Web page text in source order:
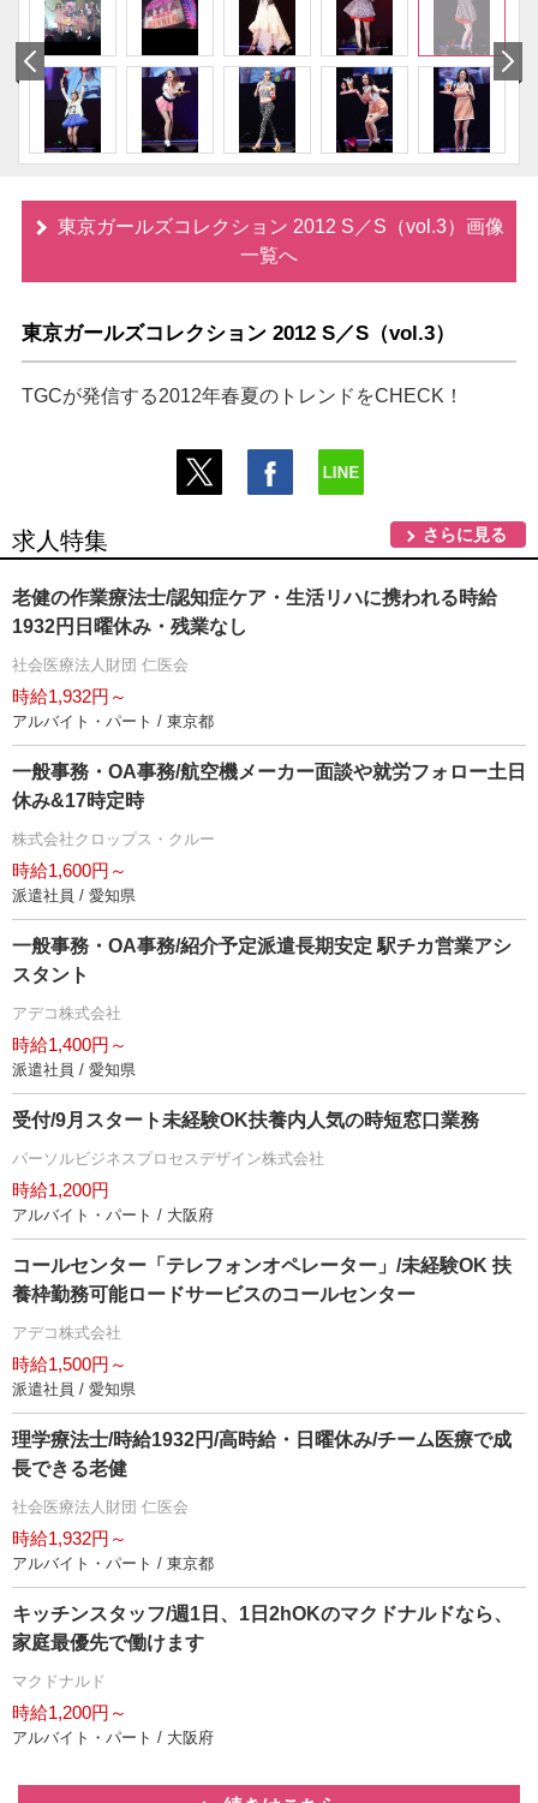
東京ガールズコレクション 2012 S／S（vol.3）画像
一覧へ
東京ガールズコレクション 2012 S／S（vol.3）
TGCが発信する2012年春夏のトレンドをCHECK！
求人特集 さらに見る
老健の作業療法士/認知症ケア・生活リハに携われる時給
1932円日曜休み・残業なし
社会医療法人財団 仁医会
時給1,932円～
アルバイト・パート / 東京都
一般事務・OA事務/航空機メーカー面談や就労フォロー土日
休み&17時定時
株式会社クロップス・クルー
時給1,600円～
派遣社員 / 愛知県
一般事務・OA事務/紹介予定派遣長期安定 駅チカ営業アシ
スタント
アデコ株式会社
時給1,400円～
派遣社員 / 愛知県
受付/9月スタート未経験OK扶養内人気の時短窓口業務
パーソルビジネスプロセスデザイン株式会社
時給1,200円
アルバイト・パート / 大阪府
コールセンター「テレフォンオペレーター」/未経験OK 扶
養枠勤務可能ロードサービスのコールセンター
アデコ株式会社
時給1,500円～
派遣社員 / 愛知県
理学療法士/時給1932円/高時給・日曜休み/チーム医療で成
長できる老健
社会医療法人財団 仁医会
時給1,932円～
アルバイト・パート / 東京都
キッチンスタッフ/週1日、1日2hOKのマクドナルドなら、
家庭最優先で働けます
マクドナルド
時給1,200円～
アルバイト・パート / 大阪府